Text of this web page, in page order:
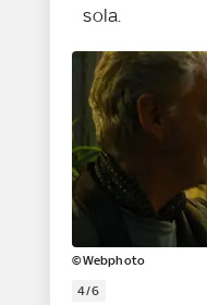
sola.
©Webphoto
4/6